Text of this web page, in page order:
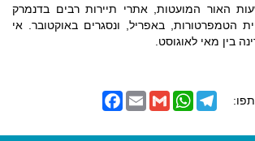
האור המועטות, אתרי תיירות רבים בדנמרק
הטמפרטורות, באפריל, ונסגרים באוקטובר. אי
בין מאי לאוגוסט.
F
a
e
E
m
i
G
m
i
W
h
t
T
e
e